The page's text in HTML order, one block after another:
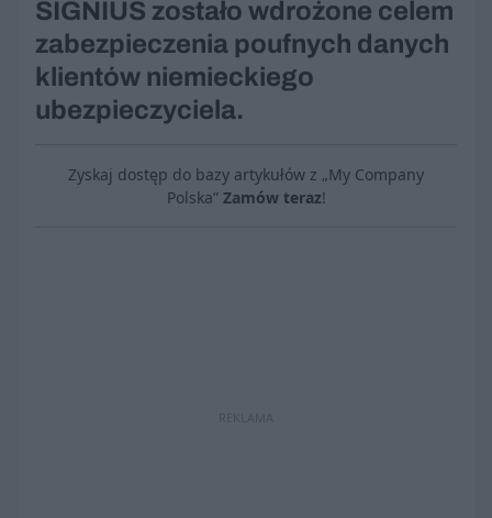
SIGNIUS zostało wdrożone celem
zabezpieczenia poufnych danych
klientów niemieckiego
ubezpieczyciela.
Zyskaj dostęp do bazy artykułów z „My Company
Polska” Zamów teraz!
REKLAMA